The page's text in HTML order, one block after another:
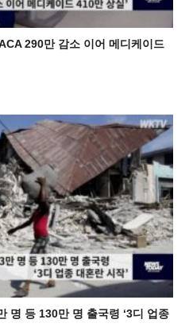
290만 감소 이어 메디케이드
명 등 130만 명 출국령 ‘3디 업종